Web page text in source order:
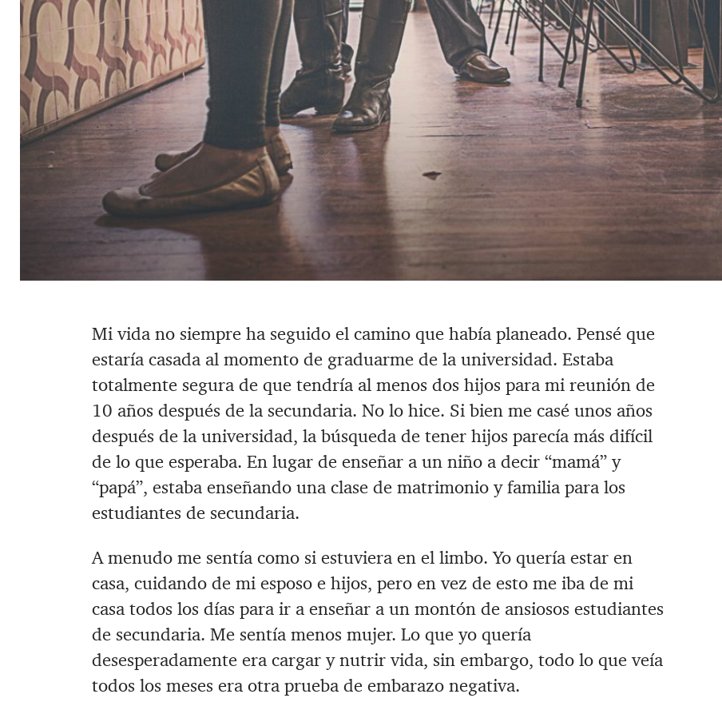
Mi vida no siempre ha seguido el camino que había planeado. ‪Pensé que
estaría casada al momento de graduarme de la universidad. ‪Estaba
totalmente segura de que tendría al menos dos hijos para mi reunión de
10 años después de la secundaria. ‪No lo hice. ‪Si bien me casé unos años
después de la universidad, la búsqueda de tener hijos parecía más difícil
de lo que esperaba. ‪En lugar de enseñar a un niño a decir “mamá” y
“papá”, estaba enseñando una clase de matrimonio y familia para los
estudiantes de secundaria.
‪A menudo me sentía como si estuviera en el limbo. ‪Yo quería estar en
casa, cuidando de mi esposo e hijos, pero en vez de esto me iba de mi
casa todos los días para ir a enseñar a un montón de ansiosos estudiantes
de secundaria. ‪Me sentía menos mujer. ‪Lo que yo quería
desesperadamente era cargar y nutrir vida, sin embargo, todo lo que veía
todos los meses era otra prueba de embarazo negativa.